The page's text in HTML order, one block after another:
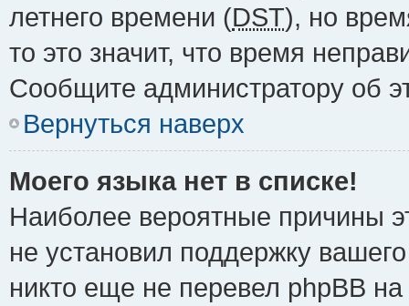
летнего времени (DST), но
то это значит, что время
Сообщите администратору об
Вернуться наверх
Моего языка нет в списке!
Наиболее вероятные причины
не установил поддержку
никто еще не перевел phpBB